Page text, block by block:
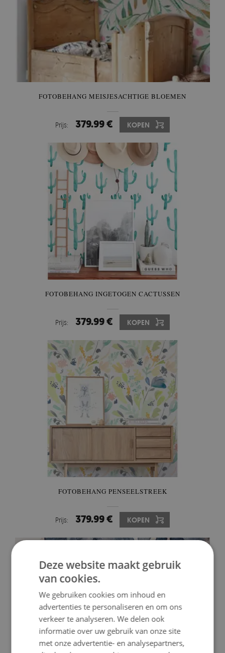
FOTOBEHANG MEISJESACHTIGE BLOEMEN
Prijs: 379.99 € KOPEN
FOTOBEHANG INGETOGEN CACTUSSEN
Prijs: 379.99 € KOPEN
FOTOBEHANG PENSEELSTREEK
Prijs: 379.99 € KOPEN
Deze website maakt gebruik
van cookies.
We gebruiken cookies om inhoud en
advertenties te personaliseren en om ons
verkeer te analyseren. We delen ook
informatie over uw gebruik van onze site
met onze advertentie- en analysepartners,